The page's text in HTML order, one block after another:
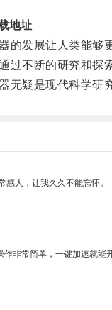
地址
发展让人类能够更
不断的研究和探索
疑是现代科学研究
感人，让我久久不能忘怀。
非常简单，一键加速就能